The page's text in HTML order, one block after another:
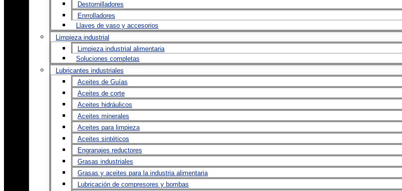
Destornilladores
Enrrolladores
Llaves de vaso y accesorios
Limpieza industrial
Limpieza industrial alimentaria
Soluciones completas
Lubricantes industriales
Aceites de Guías
Aceites de corte
Aceites hidráulicos
Aceites minerales
Aceites para limpieza
Aceites sintéticos
Engranajes reductores
Grasas industriales
Grasas y aceites para la industria alimentaria
Lubricación de compresores y bombas